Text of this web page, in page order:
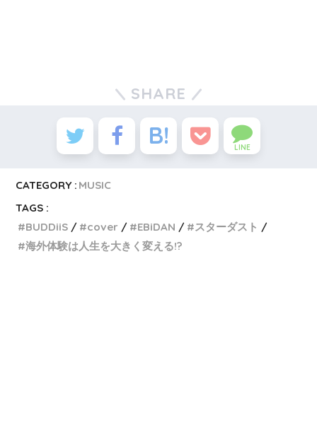
SHARE
LINE
CATEGORY : MUSIC
TAGS :
BUDDiiS
cover EBiDAN
スターダスト
海外体験は人生を大きく変える!?